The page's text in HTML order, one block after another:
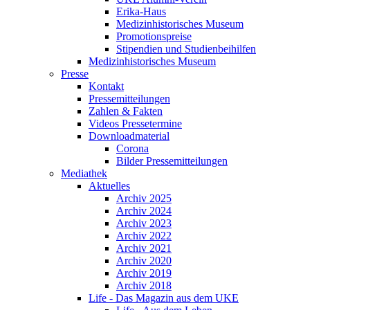
Erika-Haus
Medizinhistorisches Museum
Promotionspreise
Stipendien und Studienbeihilfen
Medizinhistorisches Museum
Presse
Kontakt
Pressemitteilungen
Zahlen & Fakten
Videos Pressetermine
Downloadmaterial
Corona
Bilder Pressemitteilungen
Mediathek
Aktuelles
Archiv 2025
Archiv 2024
Archiv 2023
Archiv 2022
Archiv 2021
Archiv 2020
Archiv 2019
Archiv 2018
Life - Das Magazin aus dem UKE